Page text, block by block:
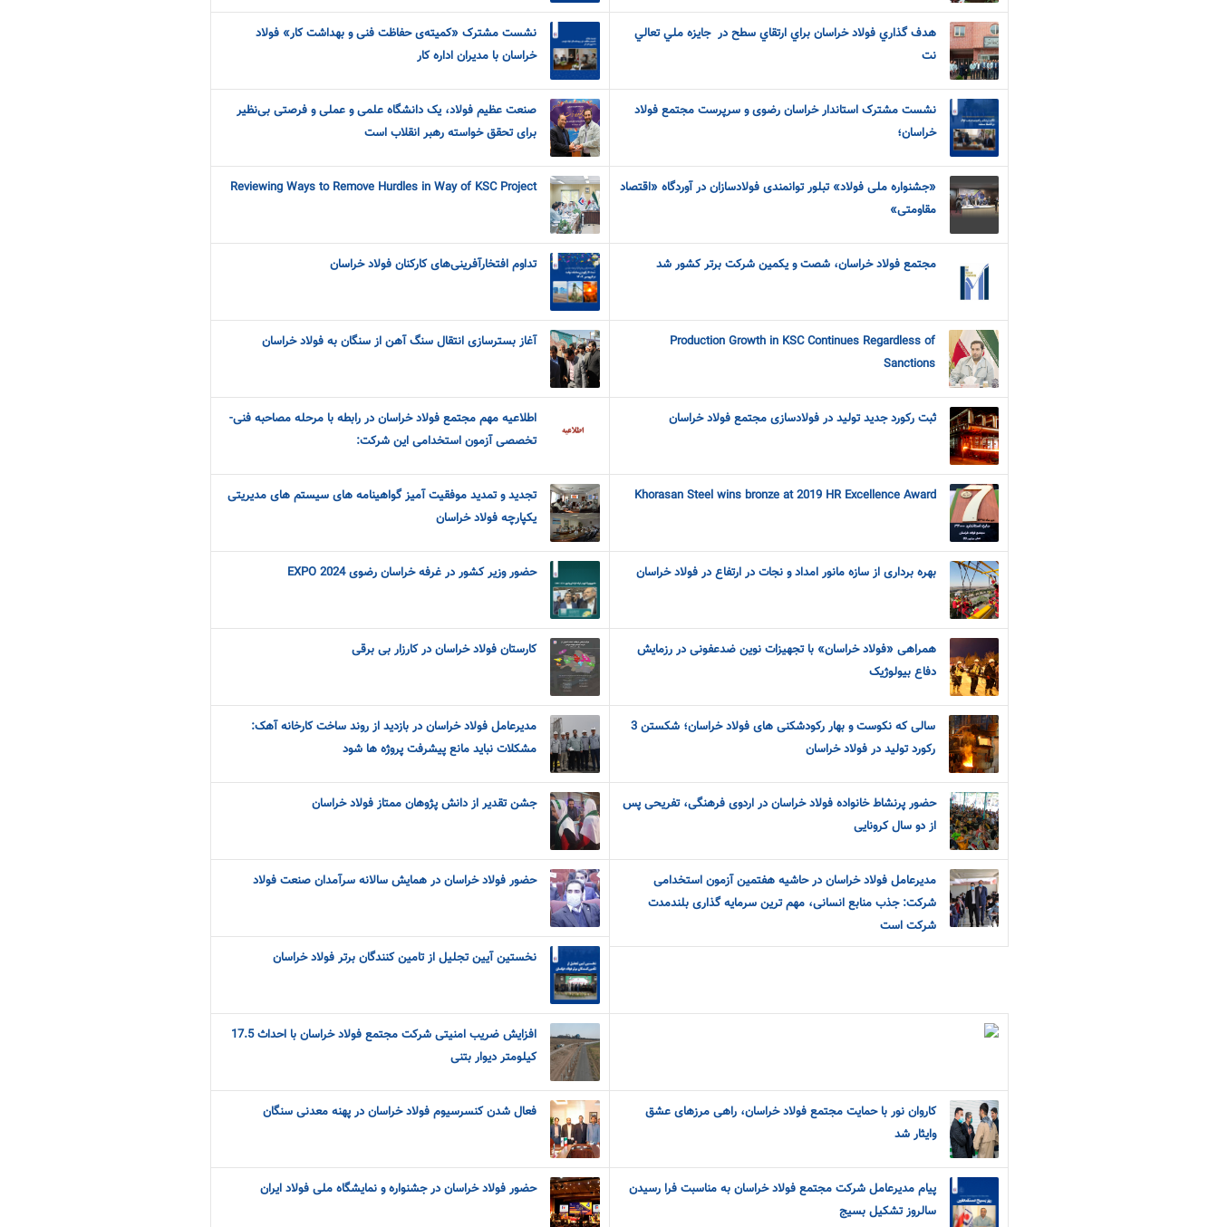
هدف گذاري فولاد خراسان براي ارتقاي ‎سطح در ‎ جايزه ملي تعالي
نت
نشست مشترک «کمیته‌ی حفاظت فنی و بهداشت کار» فولاد
خراسان با مدیران اداره کار
نشست مشترک استاندار خراسان رضوی و سرپرست مجتمع فولاد
خراسان؛
صنعت عظیم فولاد، یک دانشگاه علمی و عملی و فرصتی بی‌نظیر
برای تحقق خواسته رهبر انقلاب است
«جشنواره ملی فولاد» تبلور توانمندی فولادسازان در آوردگاه «اقتصاد
مقاومتی»
Reviewing Ways to Remove Hurdles in Way of KSC Project
مجتمع فولاد خراسان، شصت و یکمین شرکت برتر کشور شد تداوم افتخارآفرینی‌های کارکنان فولاد خراسان
Production Growth in KSC Continues Regardless of
Sanctions
آغاز بسترسازی انتقال سنگ آهن از سنگان به فولاد خراسان
ثبت رکورد جدید تولید در فولادسازی مجتمع فولاد خراسان
اطلاعیه مهم مجتمع فولاد خراسان در رابطه با مرحله مصاحبه فنی-
تخصصی آزمون استخدامی این شرکت:
Khorasan Steel wins bronze at 2019 HR Excellence Award
تجدید و تمدید موفقیت آمیز گواهینامه های سیستم های مدیریتی
یکپارچه فولاد خراسان
بهره برداری از سازه مانور امداد و نجات در ارتفاع در فولاد خراسان حضور وزیر کشور در غرفه خراسان رضوی EXPO 2024
همراهی «فولاد خراسان» با تجهیزات نوین ضدعفونی در رزمایش
دفاع بیولوژیک
کارستان فولاد خراسان در کارزار بی برقی
سالی که نکوست و بهار رکودشکنی های فولاد خراسان؛ شکستن 3
رکورد تولید در فولاد خراسان
مدیرعامل فولاد خراسان در بازدید از روند ساخت کارخانه آهک:
مشکلات نباید مانع پیشرفت پروژه ها شود
حضور پرنشاط خانواده فولاد خراسان در اردوی فرهنگی، تفریحی پس
از دو سال کرونایی
جشن تقدیر از دانش پژوهان ممتاز فولاد خراسان
مدیرعامل فولاد خراسان در حاشیه هفتمین آزمون استخدامی
شرکت: جذب منابع انسانی، مهم ترین سرمایه گذاری بلندمدت
شرکت است
حضور فولاد خراسان در همایش سالانه سرآمدان صنعت فولاد
نخستین آیین تجلیل از تامین کنندگان برتر فولاد خراسان
افزایش ضریب امنیتی شرکت مجتمع فولاد خراسان با احداث 17.5
کیلومتر دیوار بتنی
کاروان نور با حمایت مجتمع فولاد خراسان، راهی مرزهای عشق
و‌ایثار شد
فعال شدن کنسرسیوم فولاد خراسان در پهنه معدنی سنگان
پیام مدیرعامل شرکت مجتمع فولاد خراسان به مناسبت فرا رسیدن
سالروز تشکیل بسیج
حضور فولاد خراسان در جشنواره و نمایشگاه ملی فولاد ایران